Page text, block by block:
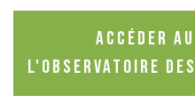
Accéder
l'observatoire